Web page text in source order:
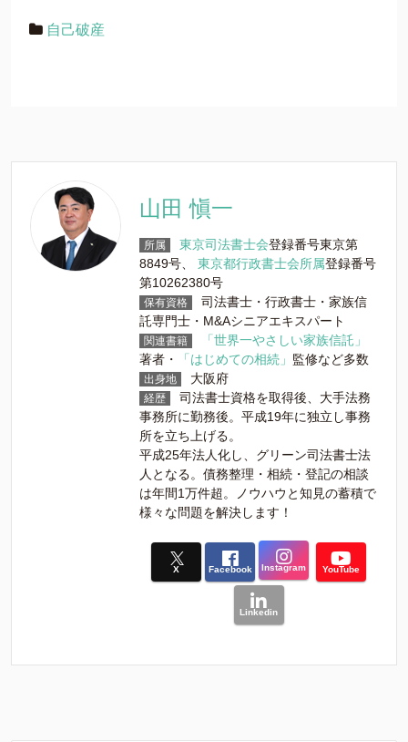
自己破産
山田 愼一
所属 東京司法書士会登録番号東京第
8849号、 東京都行政書士会所属登録番号
第10262380号
保有資格
司法書士・行政書士・家族信
託専門士・M&Aシニアエキスパート
関連書籍
「世界一やさしい家族信託」
著者・
「はじめての相続」 監修など多数
出身地 大阪府
経歴
司法書士資格を取得後、大手法務
事務所に勤務後。平成19年に独立し事務
所を立ち上げる。
平成25年法人化し、グリーン司法書士法
人となる。債務整理・相続・登記の相談
は年間1万件超。ノウハウと知見の蓄積で
様々な問題を解決します！
X Facebook Instagram YouTube
Linkedin